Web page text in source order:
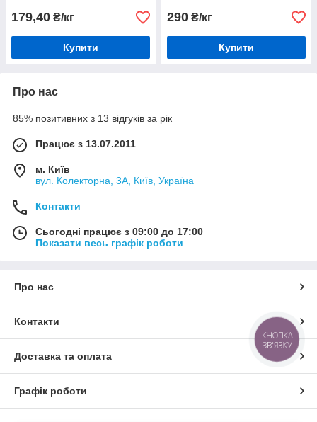
179,40 ₴/кг
Купити
290 ₴/кг
Купити
Про нас
85% позитивних з 13 відгуків за рік
Працює з 13.07.2011
м. Київ
вул. Колекторна, 3А, Київ, Україна
Контакти
Сьогодні працює з 09:00 до 17:00
Показати весь графік роботи
Про нас
Контакти
Доставка та оплата
Графік роботи
КНОПКА
ЗВ'ЯЗКУ